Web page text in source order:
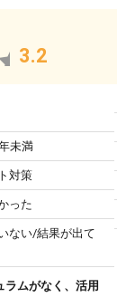
3.2
未満
対策
った
ない/結果が出て
ラムがなく、活用